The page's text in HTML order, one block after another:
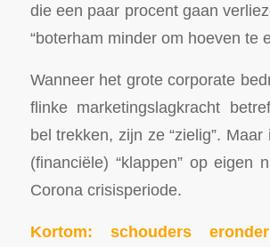
die een paar procent gaan
“boterham minder om hoeven te
Wanneer het grote corporate
flinke marketingslagkracht
bel trekken, zijn ze “zielig”.
(financiële) “klappen” op eigen
Corona crisisperiode.
Kortom: schouders